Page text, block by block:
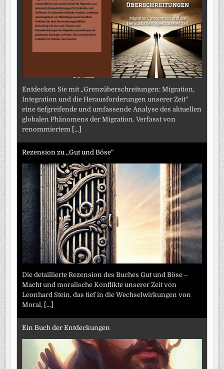
Entdecken Sie mit „Grenzüberschreitungen: Migration,
Integration und die Herausforderungen unserer Zeit“
eine tiefgreifende und umfassende Analyse des aktuellen
globalen Phänomens der Migration. Verfasst von
renommiertem
[...]
Rezension zu „Gut und Böse“
Die detaillierte Rezension des Buches Gut und Böse –
Macht und moralische Konflikte unserer Zeit von
Leonhard Stein, das tief in die Wechselwirkungen von
Moral,
[...]
Ein Buch der Entdeckungen